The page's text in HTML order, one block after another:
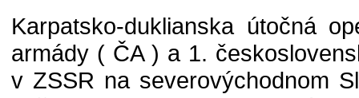
Karpatsko-duklianska útočná
armády ( ČA ) a 1.
v ZSSR na severovýchodnom